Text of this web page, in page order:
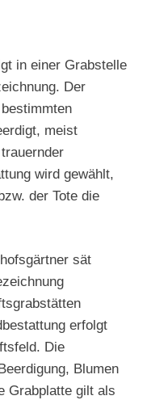
in einer Grabstelle
Der
meist
wird gewählt,
der Tote die
sät
erfolgt
Die
Blumen
Grabplatte gilt als